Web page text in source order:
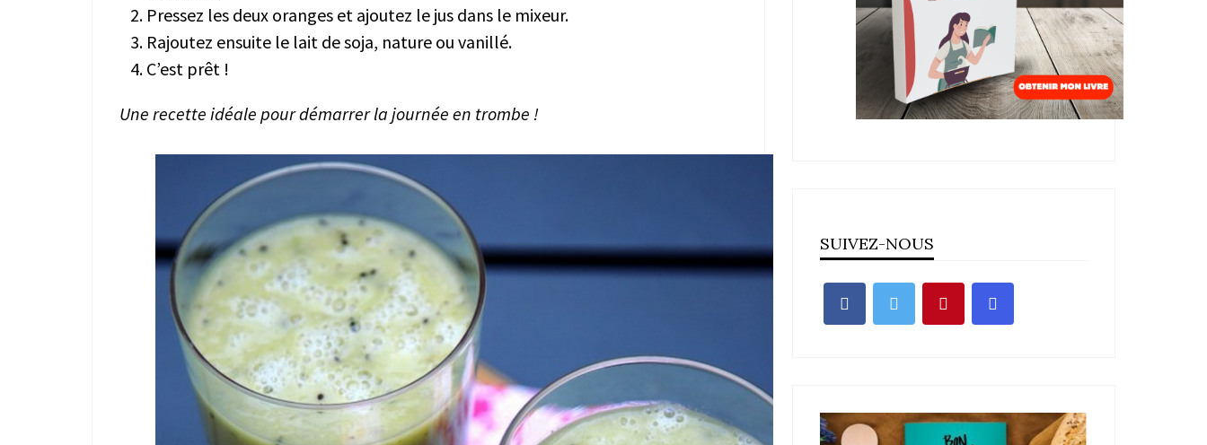
Pressez les deux oranges et ajoutez le jus dans le mixeur.
Rajoutez ensuite le lait de soja, nature ou vanillé.
C’est prêt !
Une recette idéale pour démarrer la journée en trombe !
SUIVEZ-NOUS